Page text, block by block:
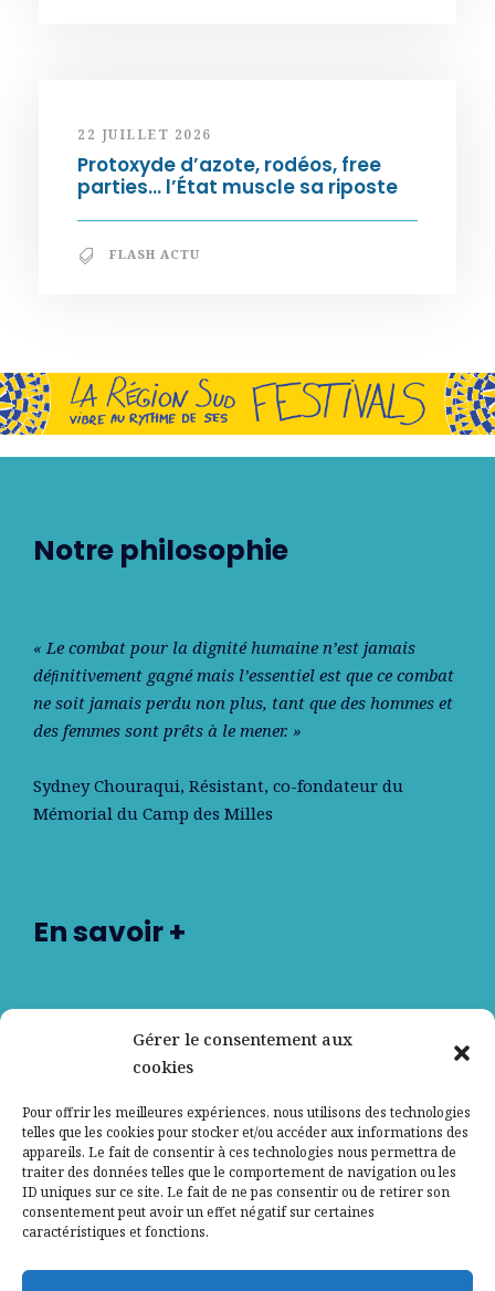
Gérer le consentement aux
cookies
Pour offrir les meilleures expériences, nous utilisons des technologies
telles que les cookies pour stocker et/ou accéder aux informations des
appareils. Le fait de consentir à ces technologies nous permettra de
traiter des données telles que le comportement de navigation ou les
ID uniques sur ce site. Le fait de ne pas consentir ou de retirer son
consentement peut avoir un effet négatif sur certaines
caractéristiques et fonctions.
22 JUILLET 2026
Protoxyde d’azote, rodéos, free
parties… l’État muscle sa riposte
FLASH ACTU
Notre philosophie
« Le combat pour la dignité humaine n’est jamais
déﬁnitivement gagné mais l’essentiel est que ce combat
ne soit jamais perdu non plus, tant que des hommes et
des femmes sont prêts à le mener. »
Sydney Chouraqui, Résistant, co-fondateur du
Mémorial du Camp des Milles
En savoir +
Contactez-nous
Mentions légales